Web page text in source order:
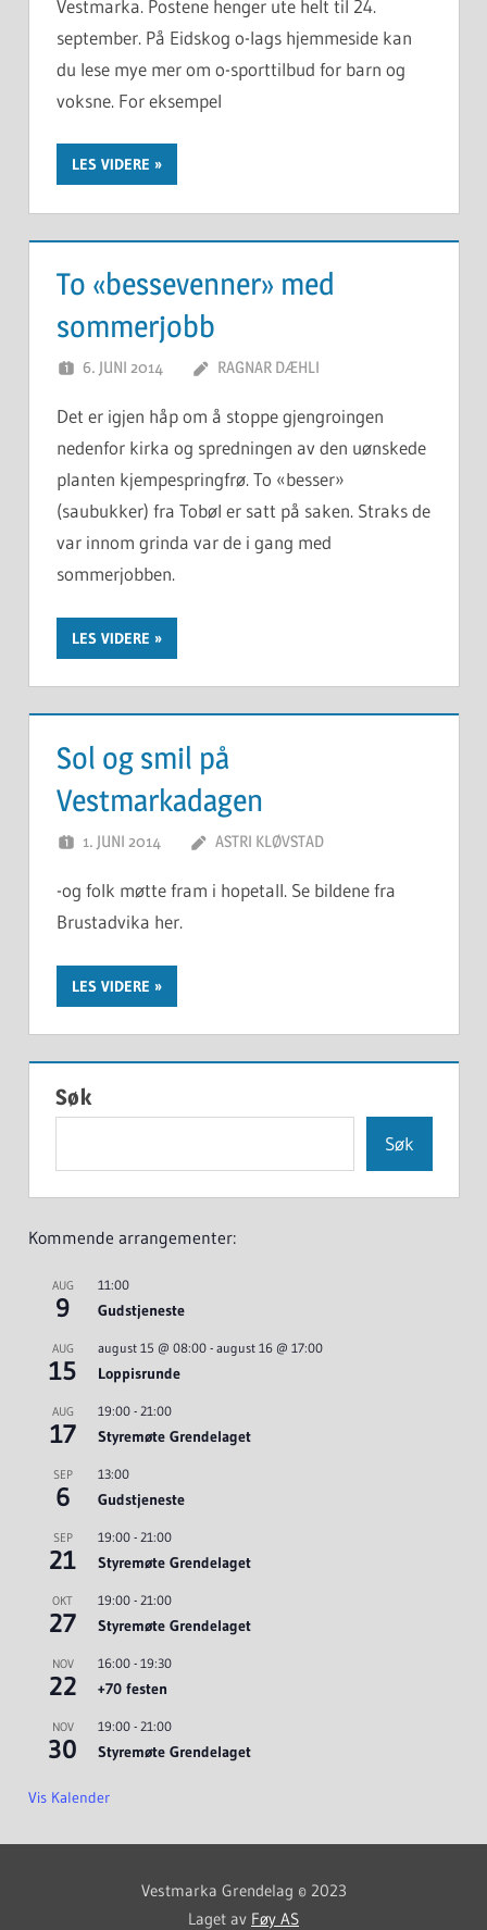
Vestmarka. Postene henger ute helt til 24.
september. På Eidskog o-lags hjemmeside kan
du lese mye mer om o-sporttilbud for barn og
voksne. For eksempel
LES VIDERE
To «bessevenner» med
sommerjobb
6. JUNI 2014 RAGNAR DÆHLI
Det er igjen håp om å stoppe gjengroingen
nedenfor kirka og spredningen av den uønskede
planten kjempespringfrø. To «besser»
(saubukker) fra Tobøl er satt på saken. Straks de
var innom grinda var de i gang med
sommerjobben.
LES VIDERE
Sol og smil på
Vestmarkadagen
1. JUNI 2014 ASTRI KLØVSTAD
-og folk møtte fram i hopetall. Se bildene fra
Brustadvika her.
LES VIDERE
Søk
Søk
Kommende arrangementer:
AUG
9
11:00
Gudstjeneste
AUG
15
august 15 @ 08:00- august 16 @ 17:00
Loppisrunde
AUG
17
19:00- 21:00
Styremøte Grendelaget
SEP
6
13:00
Gudstjeneste
SEP
21
19:00- 21:00
Styremøte Grendelaget
OKT
27
19:00- 21:00
Styremøte Grendelaget
NOV
22
16:00- 19:30
+70 festen
NOV
30
19:00- 21:00
Styremøte Grendelaget
Vis Kalender
Vestmarka Grendelag © 2023
Laget av Føy AS